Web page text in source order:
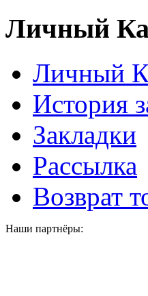
Личный
Личный
История
Закладки
Рассылка
Возврат
Наши партнёры: